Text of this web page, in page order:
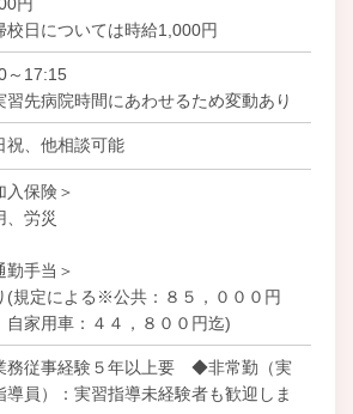
日については時給1,000円
～17:15
先病院時間にあわせるため変動あり
祝、他相談可能
入保険＞
、労災
勤手当＞
(規定による※公共：８５，０００円
家用車：４４，８００円迄)
従事経験５年以上要 ◆非常勤（実
導員）：実習指導未経験者も歓迎しま